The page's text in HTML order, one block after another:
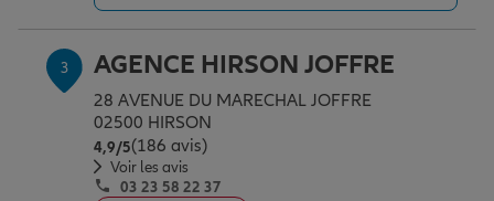
Garantie des accidents de la vie
Assurance scolaire
3 AGENCE HIRSON JOFFRE
28 AVENUE DU MARECHAL JOFFRE
02500 HIRSON
4,9/5Note de 4.9 sur 5
(186 avis)
Voir les avis
03 23 58 22 37